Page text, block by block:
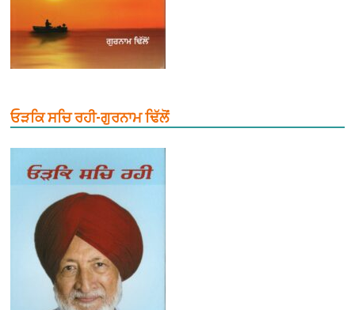
ਓੜਕਿ ਸਚਿ ਰਹੀ-ਗੁਰਨਾਮ ਢਿੱਲੋਂ